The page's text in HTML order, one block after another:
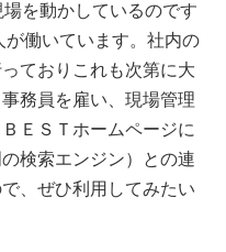
を動かしているのです
働いています。社内の
ておりこれも次第に大
務員を雇い、現場管理
ＥＳＴホームページに
検索エンジン）との連
、ぜひ利用してみたい